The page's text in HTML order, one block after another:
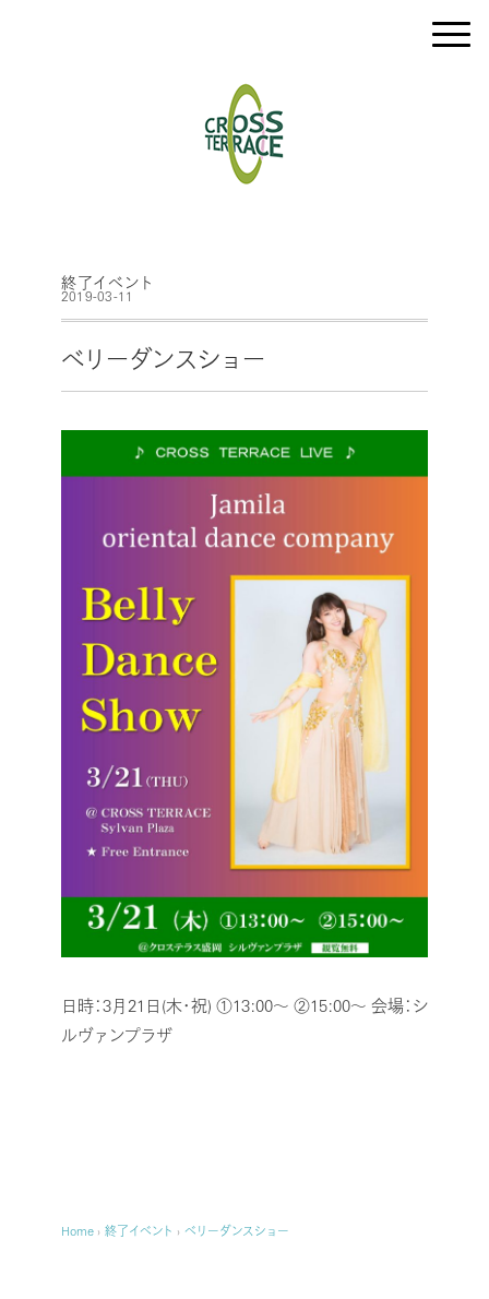
終了イベント
2019-03-11
ベリーダンスショー
日時：3月21日(木・祝) ①13:00～ ②15:00～ 会場：シ
ルヴァンプラザ
Home › 終了イベント › ベリーダンスショー